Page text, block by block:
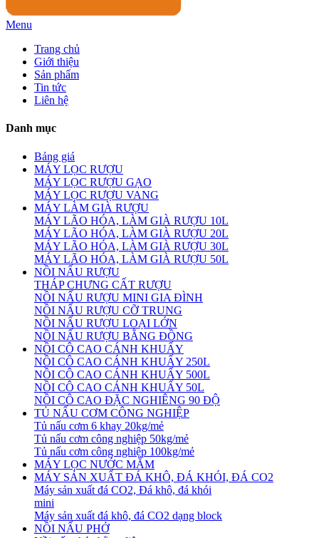
Menu
Trang chủ
Giới thiệu
Sản phẩm
Tin tức
Liên hệ
Danh mục
Bảng giá
MÁY LỌC RƯỢU
MÁY LỌC RƯỢU GẠO
MÁY LỌC RƯỢU VANG
MÁY LÀM GIÀ RƯỢU
MÁY LÃO HÓA, LÀM GIÀ RƯỢU 10L
MÁY LÃO HÓA, LÀM GIÀ RƯỢU 20L
MÁY LÃO HÓA, LÀM GIÀ RƯỢU 30L
MÁY LÃO HÓA, LÀM GIÀ RƯỢU 50L
NỒI NẤU RƯỢU
THÁP CHƯNG CẤT RƯỢU
NỒI NẤU RƯỢU MINI GIA ĐÌNH
NỒI NẤU RƯỢU CỠ TRUNG
NỒI NẤU RƯỢU LOẠI LỚN
NỒI NẤU RƯỢU BẰNG ĐỒNG
NỒI CÔ CAO CÁNH KHUẤY
NỒI CÔ CAO CÁNH KHUẤY 250L
NỒI CÔ CAO CÁNH KHUẤY 500L
NỒI CÔ CAO CÁNH KHUẤY 50L
NỒI CÔ CAO ĐẶC NGHIÊNG 90 ĐỘ
TỦ NẤU CƠM CÔNG NGHIỆP
Tủ nấu cơm 6 khay 20kg/mẻ
Tủ nấu cơm công nghiệp 50kg/mẻ
Tủ nấu cơm công nghiệp 100kg/mẻ
MÁY LỌC NƯỚC MẮM
MÁY SẢN XUẤT ĐÁ KHÔ, ĐÁ KHÓI, ĐÁ CO2
Máy sản xuất đá CO2, Đá khô, đá khói
mini
Máy sản xuất đá khô, đá CO2 dạng block
NỒI NẤU PHỞ